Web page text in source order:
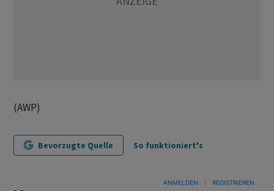
(AWP)
Bevorzugte Quelle So funktioniert's
ANMELDEN REGISTRIEREN